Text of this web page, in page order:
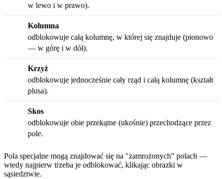
w lewo i w prawo).
Kolumna
odblokowuje całą kolumnę, w której się znajduje (pionowo
— w górę i w dół).
Krzyż
odblokowuje jednocześnie cały rząd i całą kolumnę (kształt
plusa).
Skos
odblokowuje obie przekątne (ukośnie) przechodzące przez
pole.
Pola specjalne mogą znajdować się na "zamrożonych" polach —
wtedy najpierw trzeba je odblokować, klikając obrazki w
sąsiedztwie.